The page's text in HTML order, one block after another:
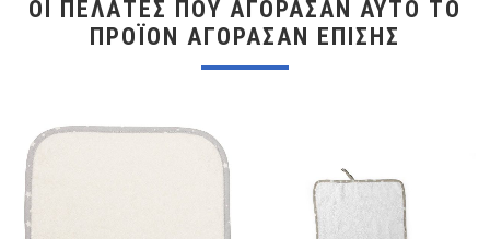
ΟΙ ΠΕΛΆΤΕΣ ΠΟΥ ΑΓΌΡΑΣΑΝ ΑΥΤΌ ΤΟ
ΠΡΟΪΌΝ ΑΓΌΡΑΣΑΝ ΕΠΊΣΗΣ